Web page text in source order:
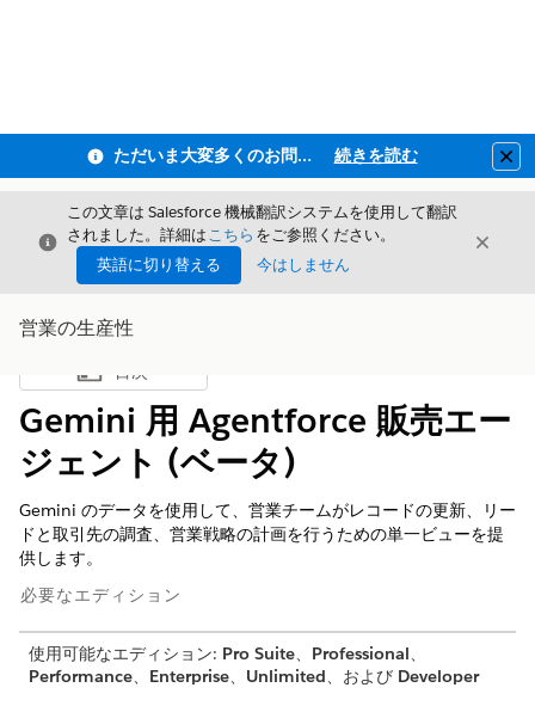
ただいま大変多くのお問い合わせをいただいており、ご連絡までにお時間を頂戴しております 続きを読む
閉じる
この文章は Salesforce 機械翻訳システムを使用して翻訳
されました。詳細はこちら をご参照ください。
英語に切り替える
今はしません
閉じる
営業の生産性
目次を表示
目次
Gemini 用 Agentforce 販売エー
ジェント (ベータ)
Gemini のデータを使用して、営業チームがレコードの更新、リー
ドと取引先の調査、営業戦略の計画を行うための単一ビューを提
供します。
必要なエディション
使用可能なエディション: Pro Suite、 Professional、
Performance、 Enterprise、 Unlimited、および Developer